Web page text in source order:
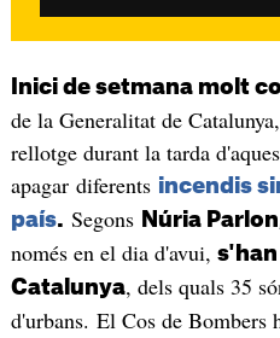
Inici de setmana molt
de la Generalitat de
rellotge durant la tarda
apagar diferents incendis
país. Segons Núria
només en el dia d'avui,
Catalunya, dels quals 35
d'urbans. El Cos de Bombers